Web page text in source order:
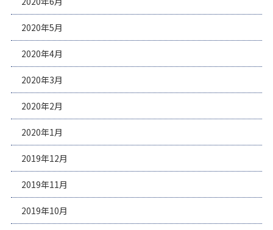
2020年5月
2020年4月
2020年3月
2020年2月
2020年1月
2019年12月
2019年11月
2019年10月